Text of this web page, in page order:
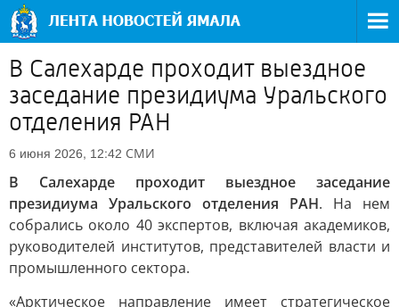
В Салехарде проходит выездное
заседание президиума Уральского
отделения РАН
6 июня 2026, 12:42 СМИ
В Салехарде проходит выездное заседание
президиума Уральского отделения РАН. На нем
собрались около 40 экспертов, включая академиков,
руководителей институтов, представителей власти и
промышленного сектора.
«Арктическое направление имеет стратегическое